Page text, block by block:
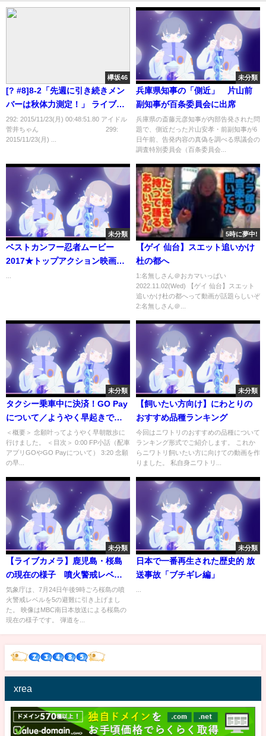
欅坂46
[? #8]8-2「先週に引き続きメン
バーは秋体力測定！」 ライブ概
要[欅坂46！]11/23
292: 2015/11/23(月) 00:48:51.80 アイドル
菅井ちゃん 299:
2015/11/23(月) ...
未分類
兵庫県知事の「側近」 片山前
副知事が百条委員会に出席
兵庫県の斎藤元彦知事が内部告発された問
題で、側近だった片山安孝・前副知事が6
日午前、告発内容の真偽を調べる県議会の
調査特別委員会（百条委員会...
未分類
ベストカンフー忍者ムービー
2017★トップアクション映画
5時に夢中!
【ゲイ 仙台】スエット追いかけ
杜の都へ
1:名無しさん＠おカマいっぱい
2022.11.02(Wed) 【ゲイ 仙台】スエット
追いかけ杜の都へって動画が話題らしいぞ
2:名無しさん＠...
未分類
タクシー乗車中に決済！GO Pay
について／ようやく早起きでき
たので散歩
＜概要＞ 念願叶ってようやく早朝散歩に
行けました。 ＜目次＞ 0:00 FP小話（配車
アプリGOやGO Payについて） 3:20 念願
の早...
未分類
【飼いたい方向け】にわとりの
おすすめ品種ランキング
今回はニワトリのおすすめの品種について
ランキング形式でご紹介します。 これか
らニワトリ飼いたい方に向けての動画を作
りました。 私自身ニワトリ...
未分類
【ライブカメラ】鹿児島・桜島
の現在の様子 噴火警戒レベル
5（避難）に | TBS NEWS DIG
気象庁は、7月24日午後9時ごろ桜島の噴
火警戒レベルを5の避難に引き上げまし
た。 映像はMBC南日本放送による桜島の
現在の様子です。 弾道を...
未分類
日本で一番再生された歴史的 放
送事故「ブチギレ編」
xrea